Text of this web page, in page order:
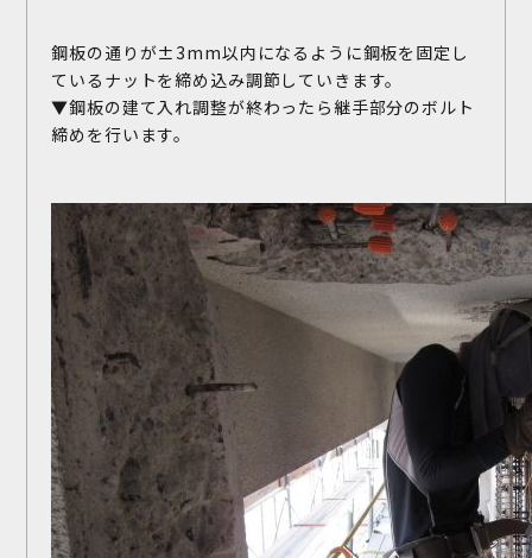
鋼板の通りが±3mm以内になるように鋼板を固定し
ているナットを締め込み調節していきます。
▼鋼板の建て入れ調整が終わったら継手部分のボルト
締めを行います。